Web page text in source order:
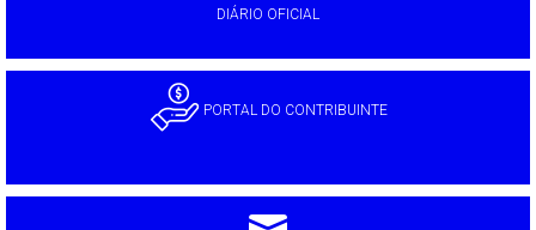
DIÁRIO OFICIAL
PORTAL DO CONTRIBUINTE